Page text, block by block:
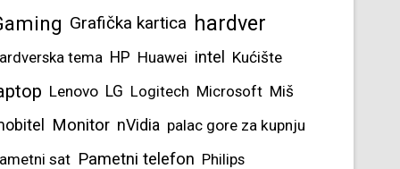
Grafička kartica hardver
tema HP Huawei intel Kućište
Lenovo LG Logitech Microsoft Miš
Monitor nVidia palac gore za kupnju
sat Pametni telefon Philips